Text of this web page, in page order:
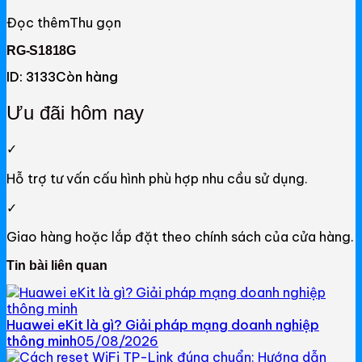
NetMax WiFi
Phụ Kiện NetMax
Huawei
Huawei WiFi 4G/5G
Huawei eKitEngine
Phụ Kiện Huawei
WAC
Đọc thêmThu gọn
RG-S1818G
ID: 3133Còn hàng
Ưu đãi hôm nay
✓
Hỗ trợ tư vấn cấu hình phù hợp nhu cầu sử dụng.
✓
Giao hàng hoặc lắp đặt theo chính sách của cửa hàng.
Tin bài liên quan
Huawei eKit là gì? Giải pháp mạng doanh nghiệp
thông minh05/08/2026